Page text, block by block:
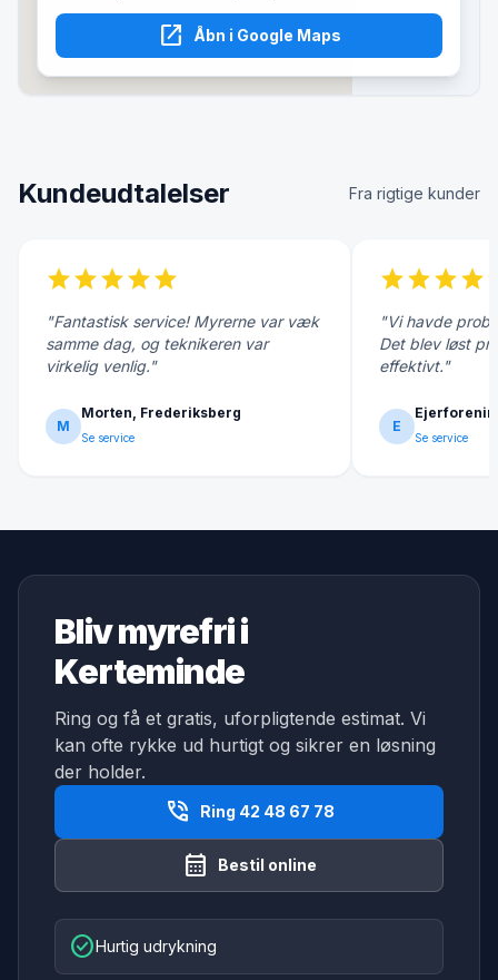
open_in_new Åbn i Google Maps
Kundeudtalelser Fra rigtige kunder
starstarstarstarstar
"Fantastisk service! Myrerne var væk
samme dag, og teknikeren var
virkelig venlig."
M
Morten, Frederiksberg
Se service
starstarstarstar
"Vi havde
Det blev løst
effektivt."
E
Se service
Bliv myrefri i
Kerteminde
Ring og få et gratis, uforpligtende estimat. Vi
kan ofte rykke ud hurtigt og sikrer en løsning
der holder.
phone_in_talk Ring 42 48 67 78
calendar_month Bestil online
check_circleHurtig udrykning